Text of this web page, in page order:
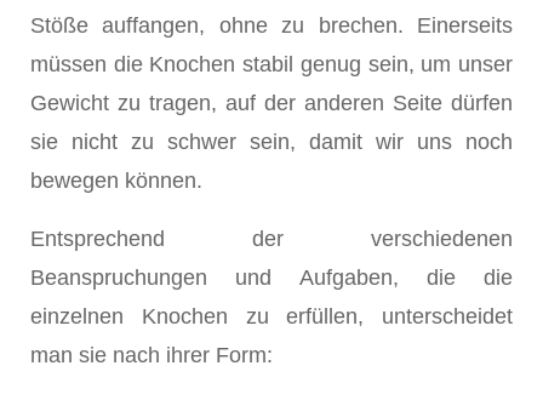
Stöße auffangen, ohne zu brechen. Einerseits
müssen die Knochen stabil genug sein, um unser
Gewicht zu tragen, auf der anderen Seite dürfen
sie nicht zu schwer sein, damit wir uns noch
bewegen können.
Entsprechend der verschiedenen
Beanspruchungen und Aufgaben, die die
einzelnen Knochen zu erfüllen, unterscheidet
man sie nach ihrer Form: